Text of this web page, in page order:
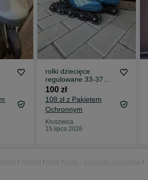
rolki dziecięce
regulowane 33-37
niebieskie
100 zł
108 zł z Pakietem
Ochronnym
Kruszwica
15 lipca 2026